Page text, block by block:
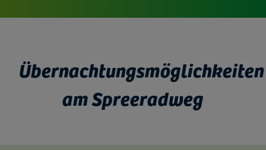
Übernachtungsmöglichkeiten
am Spreeradweg